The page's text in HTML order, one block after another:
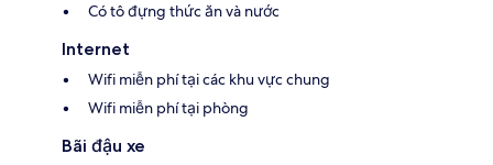
Có tô đựng thức ăn và nước
Internet
Wifi miễn phí tại các khu vực chung
Wifi miễn phí tại phòng
Bãi đậu xe